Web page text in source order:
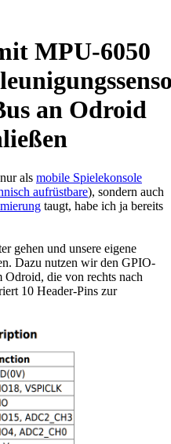
MPU-6050
an Odroid
als mobile Spielekonsole
aufrüstbare), sondern auch
taugt, habe ich ja bereits
gehen und unsere eigene
Dazu nutzen wir den GPIO-
Odroid, die von rechts nach
10 Header-Pins zur